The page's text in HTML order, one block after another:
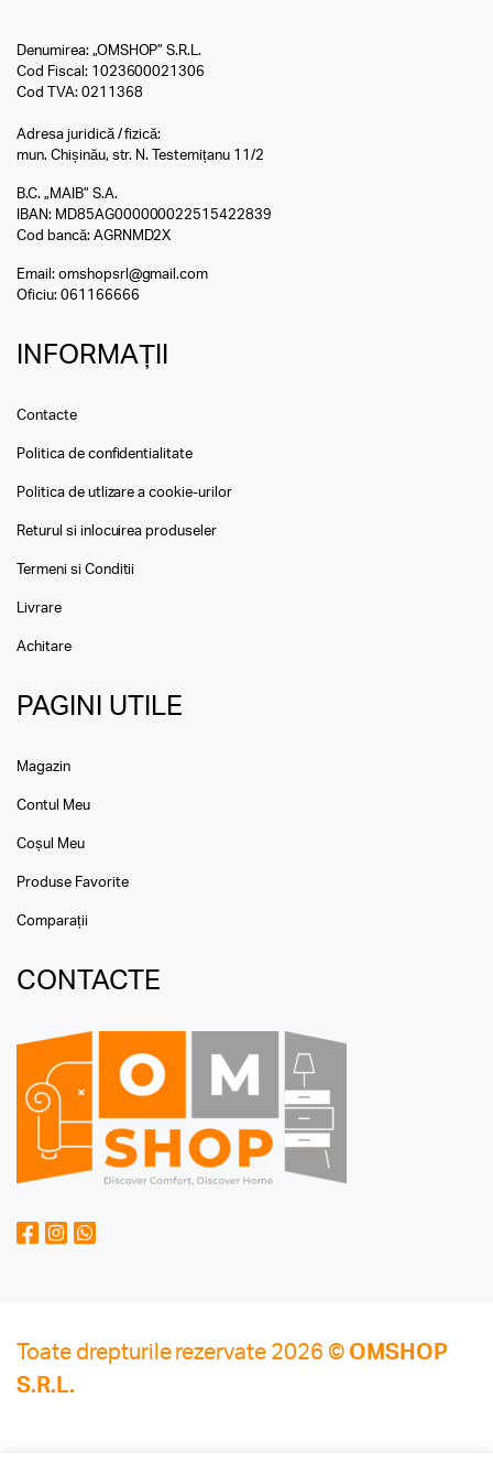
Denumirea: „OMSHOP” S.R.L.
Cod Fiscal: 1023600021306
Cod TVA: 0211368
Adresa juridică / fizică:
mun. Chișinău, str. N. Testemițanu 11/2
B.C. „MAIB” S.A.
IBAN: MD85AG000000022515422839
Cod bancă: AGRNMD2X
Email: omshopsrl@gmail.com
Oficiu: 061166666
INFORMAȚII
Contacte
Politica de confidentialitate
Politica de utlizare a cookie-urilor
Returul si inlocuirea produseler
Termeni si Conditii
Livrare
Achitare
PAGINI UTILE
Magazin
Contul Meu
Coșul Meu
Produse Favorite
Comparații
CONTACTE
Toate drepturile rezervate 2026 © OMSHOP
S.R.L.